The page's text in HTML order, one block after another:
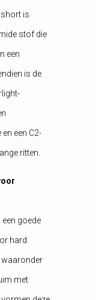
is
stof die
een
is de
een C2-
ritten.
goede
hard
waaronder
met